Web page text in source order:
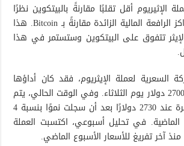
الإثيريوم أقل تقلبًا مقارنةً بالبيتكوين نظرًا
لأنه لا يعاني من مراكز الرافعة المالية الزائدة مقارنةً بـ Bitcoin. هذا
تتفوق على البيتكوين وستستمر في هذا
السعرية لعملة الإيثريوم، فقد كان أداؤها
جيدًا بعد أن تجاوزت 2700 دولار يوم الثلاثاء. وفي الوقت الحالي، يتم
تداول العملة المشفرة عند 2730 دولارًا بعد أن سجلت نموًا بنسبة 4
24 ساعة الماضية. في تحليل أسبوعي، اكتسبت العملة